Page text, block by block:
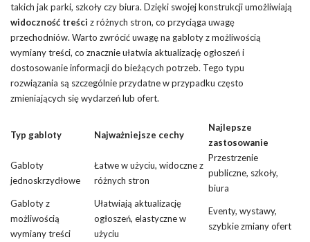
takich jak parki, szkoły czy biura. Dzięki swojej konstrukcji umożliwiają
widoczność treści z różnych stron, co przyciąga uwagę
przechodniów. Warto zwrócić uwagę na gabloty z możliwością
wymiany treści, co znacznie ułatwia aktualizację ogłoszeń i
dostosowanie informacji do bieżących potrzeb. Tego typu
rozwiązania są szczególnie przydatne w przypadku często
zmieniających się wydarzeń lub ofert.
Typ gabloty Najważniejsze cechy
Najlepsze
zastosowanie
Gabloty
jednoskrzydłowe
Łatwe w użyciu, widoczne z
różnych stron
Przestrzenie
publiczne, szkoły,
biura
Gabloty z
możliwością
wymiany treści
Ułatwiają aktualizację
ogłoszeń, elastyczne w
użyciu
Eventy, wystawy,
szybkie zmiany ofert